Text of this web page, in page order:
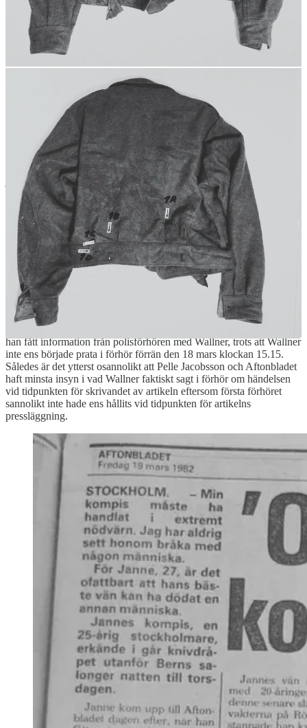
Parallellt med rättsprocessen pågår en annan process – den i
medierna. Och där är det inte Magnus som får sympatierna.
Aftonbladets kampanj för att vinkla historien börjar mindre än 24
timmar efter mordet efter mordet då en av Wallners kamrater
intervjuas på Aftonbladets redaktion. Aftonbladets Pelle Jacobsson
väljer att beskriva Wallner som en “glad och trevlig kille som gillar
att diskutera och håller på Djurgården”. Han skildras som en “fredlig
människa” som hamnat i en tragisk situation och bara försvarat sig.
Artikeln är anmärkningsvärd på flera sätt, dels att Wallners kamrat
från kvällen kommer upp fysiskt på Aftonbladets redaktion men
också hur Wallner helt okritiskt framställs. Pelle Jacobsson,
journalisten som skrivit artikeln, var kollega med Wallners mamma
när hon arbetade på Aftonbladet men om det nämns inget. I artikeln
framställs det som att Wallner aldrig brukar bära kniv men Wallner
själv säger i polisförhör att han alltid bär kniv till vardags. Magnus
Nordenmark framställs som en galen skinnskalle i “nazistuniform”
som oprovocerat misshandlade människor den där kvällen och
artikeln avslutas med att Wallners vänner ska “hjälpa honom”. En
stark indikation på hur vinklad och faktiskt lögnaktig artikeln är, är
det faktum att artikeln trycktes natten till den 19 mars (med deadline
senast kl 16 för storstadsupplagan den 18 mars ) medan mordet på
Magnus ägde rum natten till den 18 mars. Man kan alltså förutsätta
att Nordenmark hade varit död i mycket mindre än 24 timmar när
intervjun gjordes men ändå påstår Aftonbladets Pelle Jacobsson att
han fått information från polisförhören med Wallner, trots att Wallner
inte ens började prata i förhör förrän den 18 mars klockan 15.15.
Således är det ytterst osannolikt att Pelle Jacobsson och Aftonbladet
haft minsta insyn i vad Wallner faktiskt sagt i förhör om händelsen
vid tidpunkten för skrivandet av artikeln eftersom första förhöret
sannolikt inte hade ens hållits vid tidpunkten för artikelns
pressläggning.